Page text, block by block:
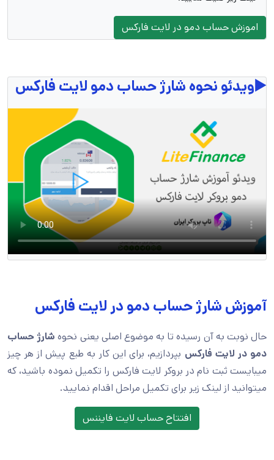
اموزش حساب دمو در لایت فارکس
▶️ویدئو نحوه شارژ حساب دمو لایت فارکس
آموزش شارژ حساب دمو در لایت فارکس
حال نوبت به آن رسیده تا به موضوع اصلی یعنی نحوه شارژ حساب
دمو در لایت فارکس بپردازیم، برای این کار به طبع پیش از هر چیز
میبایست ثبت نام در بروکر لایت فارکس را تکمیل نموده باشید، که
میتوانید از لینک زیر برای تکمیل مراحل اقدام نمایید.
افتتاح حساب لایت فایننس